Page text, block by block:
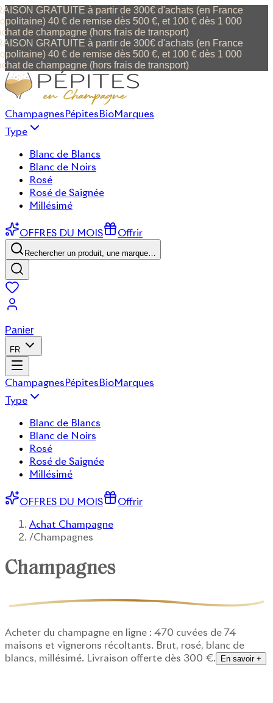
GRATUITE à partir de 300€ d'achats (en France
40 € de remise dès 500 €, et 100 € dès 1 000
de champagne (hors frais de transport)
GRATUITE à partir de 300€ d'achats (en France
40 € de remise dès 500 €, et 100 € dès 1 000
de champagne (hors frais de transport)
ChampagnesPépitesBioMarques
Type
Blanc de Blancs
Blanc de Noirs
Rosé
Rosé de Saignée
Millésimé
OFFRES DU MOIS Offrir
Rechercher un produit, une marque…
Panier
FR
ChampagnesPépitesBioMarques
Type
Blanc de Blancs
Blanc de Noirs
Rosé
Rosé de Saignée
Millésimé
OFFRES DU MOIS
Offrir
Achat Champagne
/Champagnes
Champagnes
Acheter du champagne en ligne : 470 cuvées de 74
maisons et vignerons récoltants. Brut, rosé, blanc de
blancs, millésimé. Livraison offerte dès 300 €.
En savoir +